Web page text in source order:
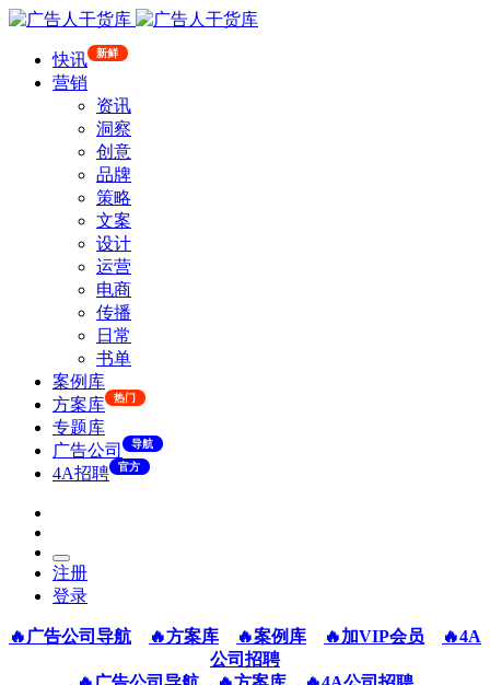
快讯 新鲜
营销
资讯
洞察
创意
品牌
策略
文案
设计
运营
电商
传播
日常
书单
案例库
方案库
热门
专题库
广告公司
导航
4A招聘 官方
注册
登录
🔥广告公司导航 🔥方案库 🔥案例库 🔥加VIP会员
🔥4A
公司招聘